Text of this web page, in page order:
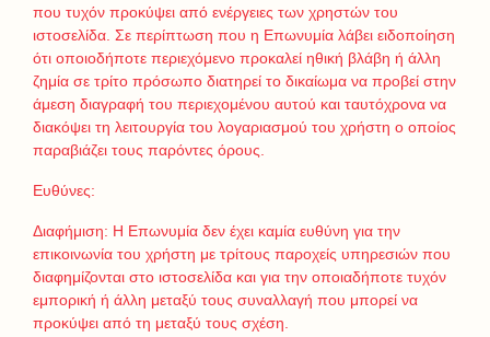
που τυχόν προκύψει από ενέργειες των χρηστών του
ιστοσελίδα. Σε περίπτωση που η Επωνυμία λάβει ειδοποίηση
ότι οποιοδήποτε περιεχόμενο προκαλεί ηθική βλάβη ή άλλη
ζημία σε τρίτο πρόσωπο διατηρεί το δικαίωμα να προβεί στην
άμεση διαγραφή του περιεχομένου αυτού και ταυτόχρονα να
διακόψει τη λειτουργία του λογαριασμού του χρήστη ο οποίος
παραβιάζει τους παρόντες όρους.
Ευθύνες:
Διαφήμιση: Η Επωνυμία δεν έχει καμία ευθύνη για την
επικοινωνία του χρήστη με τρίτους παροχείς υπηρεσιών που
διαφημίζονται στο ιστοσελίδα και για την οποιαδήποτε τυχόν
εμπορική ή άλλη μεταξύ τους συναλλαγή που μπορεί να
προκύψει από τη μεταξύ τους σχέση.